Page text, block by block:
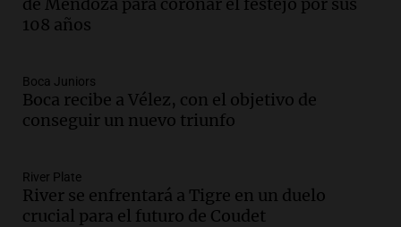
Audio.
Una mañana para todos
Episodios
Audio.Estiman que la inflación nacional
en CABA
Una mañana para todos
Episodios
108 años
Boca Juniors
Boca recibe a Vélez, con el objetivo de
conseguir un nuevo triunfo
River Plate
River se enfrentará a Tigre en un duelo
crucial para el futuro de Coudet